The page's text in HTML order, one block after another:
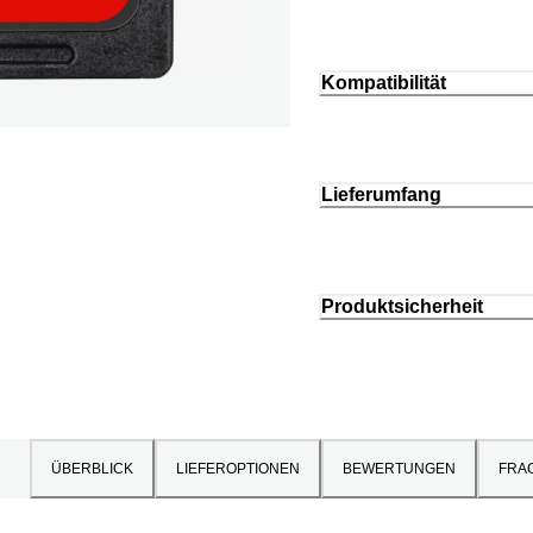
Kompatibilität
Lieferumfang
Produktsicherheit
ÜBERBLICK LIEFEROPTIONEN BEWERTUNGEN